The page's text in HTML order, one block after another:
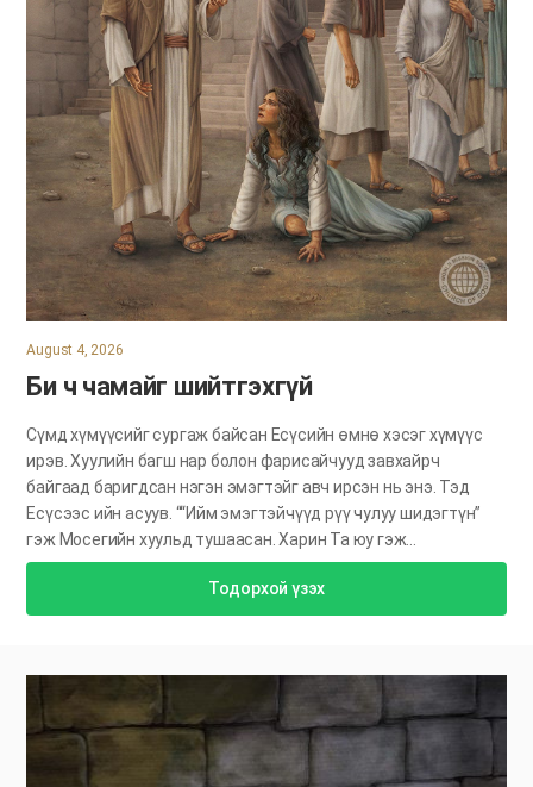
August 4, 2026
Би ч чамайг шийтгэхгүй
Сүмд хүмүүсийг сургаж байсан Есүсийн өмнө хэсэг хүмүүс
ирэв. Хуулийн багш нар болон фарисайчууд завхайрч
байгаад баригдсан нэгэн эмэгтэйг авч ирсэн нь энэ. Тэд
Есүсээс ийн асуув. ““Ийм эмэгтэйчүүд рүү чулуу шидэгтүн”
гэж Мосегийн хуульд тушаасан. Харин Та юу гэж…
Тодорхой үзэх